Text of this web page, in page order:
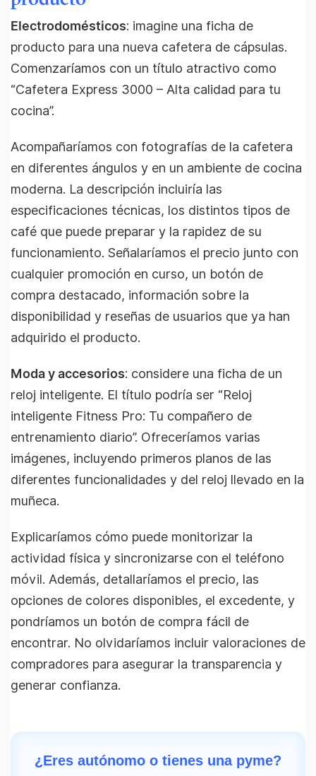
Electrodomésticos: imagine una ficha de
producto para una nueva cafetera de cápsulas.
Comenzaríamos con un título atractivo como
“Cafetera Express 3000 – Alta calidad para tu
cocina”.
Acompañaríamos con fotografías de la cafetera
en diferentes ángulos y en un ambiente de cocina
moderna. La descripción incluiría las
especificaciones técnicas, los distintos tipos de
café que puede preparar y la rapidez de su
funcionamiento. Señalaríamos el precio junto con
cualquier promoción en curso, un botón de
compra destacado, información sobre la
disponibilidad y reseñas de usuarios que ya han
adquirido el producto.
Moda y accesorios: considere una ficha de un
reloj inteligente. El título podría ser “Reloj
inteligente Fitness Pro: Tu compañero de
entrenamiento diario”. Ofreceríamos varias
imágenes, incluyendo primeros planos de las
diferentes funcionalidades y del reloj llevado en la
muñeca.
Explicaríamos cómo puede monitorizar la
actividad física y sincronizarse con el teléfono
móvil. Además, detallaríamos el precio, las
opciones de colores disponibles, el excedente, y
pondríamos un botón de compra fácil de
encontrar. No olvidaríamos incluir valoraciones de
compradores para asegurar la transparencia y
generar confianza.
¿Eres autónomo o tienes una pyme?